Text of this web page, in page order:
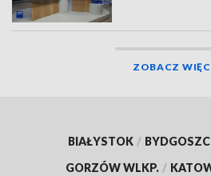
ZOBACZ
BIAŁYSTOK /
GORZÓW WLKP. /